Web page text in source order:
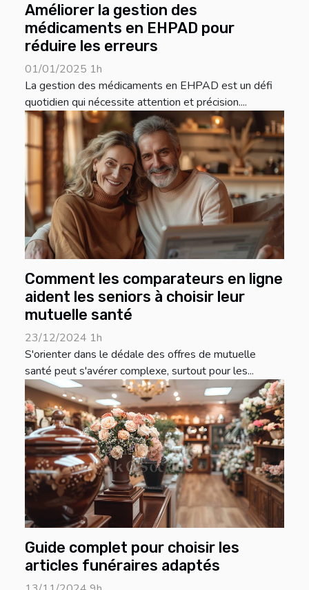
Améliorer la gestion des
médicaments en EHPAD pour
réduire les erreurs
01/01/2025 1h
La gestion des médicaments en EHPAD est un défi
quotidien qui nécessite attention et précision....
Comment les comparateurs en ligne
aident les seniors à choisir leur
mutuelle santé
23/12/2024 1h
S'orienter dans le dédale des offres de mutuelle
santé peut s'avérer complexe, surtout pour les...
Guide complet pour choisir les
articles funéraires adaptés